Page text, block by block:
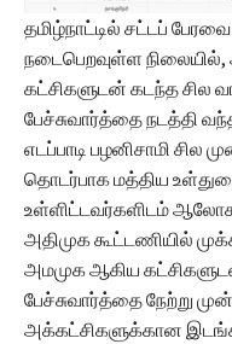
தமிழ்நாட்டில் சட்டப்
நடைபெறவுள்ள
கட்சிகளுடன் கடந்த சில
பேச்சுவார்த்தை நடத்தி
எடப்பாடி பழனிசாமி சில
தொடர்பாக மத்திய
உள்ளிட்டவர்களிடம்
அதிமுக கூட்டணியில்
அமமுக ஆகிய
பேச்சுவார்த்தை நேற்று
அக்கட்சிகளுக்கான